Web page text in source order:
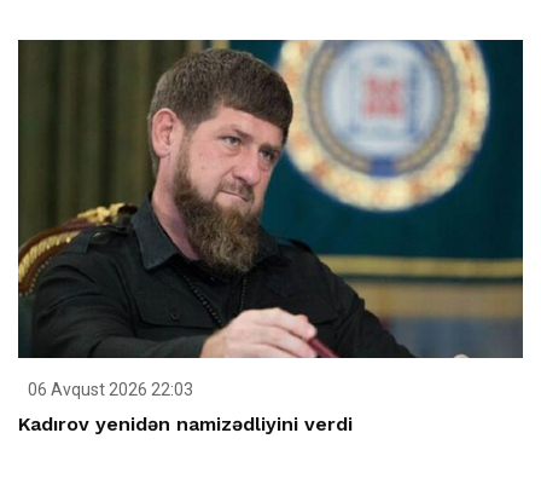
06 Avqust 2026 22:03
Kadırov yenidən namizədliyini verdi